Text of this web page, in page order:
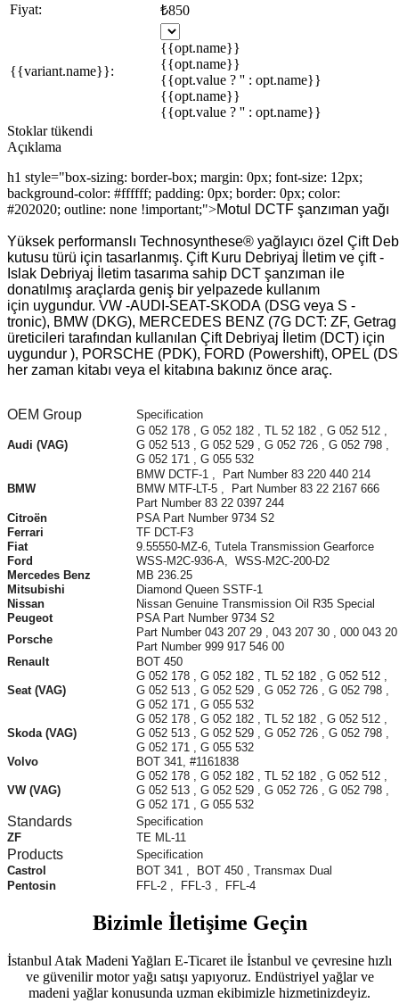
Fiyat:
₺850
{{variant.name}}:
{{opt.name}}
{{opt.name}}
{{opt.value ? '' : opt.name}}
{{opt.name}}
{{opt.value ? '' : opt.name}}
Stoklar tükendi
Açıklama
h1 style="box-sizing: border-box; margin: 0px; font-size: 12px;
background-color: #ffffff; padding: 0px; border: 0px; color:
#202020; outline: none !important;">Motul DCTF şanzıman yağı
Yüksek performanslı Technosynthese® yağlayıcı özel Çift
kutusu türü için tasarlanmış. Çift Kuru Debriyaj İletim ve çift -
Islak Debriyaj İletim tasarıma sahip DCT şanzıman ile
donatılmış araçlarda geniş bir yelpazede kullanım
için uygundur. VW -AUDI -SEAT-SKODA (DSG veya S -
tronic), BMW (DKG), MERCEDES BENZ (7G DCT: ZF, Getrag
üreticileri tarafından kullanılan Çift Debriyaj İletim (DCT) için
uygundur ), PORSCHE (PDK), FORD (Powershift), OPEL (
her zaman kitabı veya el kitabına bakınız önce araç.
OEM Group Specification
Audi (VAG)
G 052 178 , G 052 182 , TL 52 182 , G 052 512 ,
G 052 513 , G 052 529 , G 052 726 , G 052 798 ,
G 052 171 , G 055 532
BMW
BMW DCTF-1 , Part Number 83 220 440 214
BMW MTF-LT-5 , Part Number 83 22 2167 666
Part Number 83 22 0397 244
Citroën
PSA Part Number 9734 S2
Ferrari
TF DCT-F3
Fiat
9.55550-MZ-6, Tutela Transmission Gearforce
Ford
WSS-M2C-936-A, WSS-M2C-200-D2
Mercedes Benz
MB 236.25
Mitsubishi
Diamond Queen SSTF-1
Nissan
Nissan Genuine Transmission Oil R35 Special
Peugeot
PSA Part Number 9734 S2
Porsche
Part Number 043 207 29 , 043 207 30 , 000 043
Part Number 999 917 546 00
Renault
BOT 450
Seat (VAG)
G 052 178 , G 052 182 , TL 52 182 , G 052 512 ,
G 052 513 , G 052 529 , G 052 726 , G 052 798 ,
G 052 171 , G 055 532
Skoda (VAG)
G 052 178 , G 052 182 , TL 52 182 , G 052 512 ,
G 052 513 , G 052 529 , G 052 726 , G 052 798 ,
G 052 171 , G 055 532
Volvo
BOT 341, #1161838
VW (VAG)
G 052 178 , G 052 182 , TL 52 182 , G 052 512 ,
G 052 513 , G 052 529 , G 052 726 , G 052 798 ,
G 052 171 , G 055 532
Standards
Specification
ZF
TE ML-11
Products
Specification
Castrol
BOT 341 , BOT 450 , Transmax Dual
Pentosin
FFL-2 , FFL-3 , FFL-4
Bizimle İletişime Geçin
İstanbul Atak Madeni Yağları E-Ticaret ile İstanbul ve çevresine hızlı
ve güvenilir motor yağı satışı yapıyoruz. Endüstriyel yağlar ve
madeni yağlar konusunda uzman ekibimizle hizmetinizdeyiz.